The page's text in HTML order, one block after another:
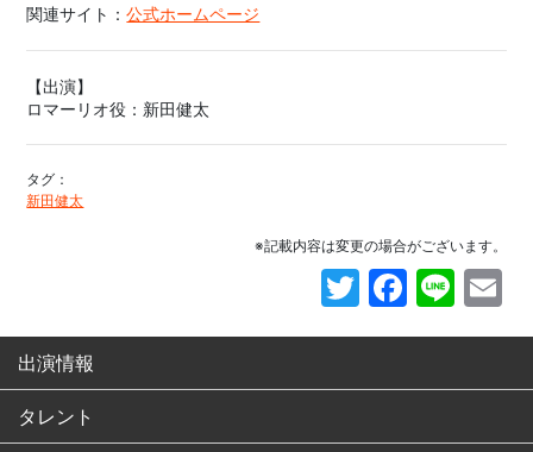
関連サイト：公式ホームページ
【出演】
ロマーリオ役：新田健太
タグ：
新田健太
※記載内容は変更の場合がございます。
Twitter
Line
出演情報
タレント